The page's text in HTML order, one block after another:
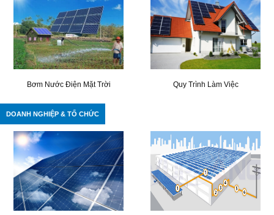
Bơm Nước Điện Mặt Trời Quy Trình Làm Việc
DOANH NGHIỆP & TỔ CHỨC